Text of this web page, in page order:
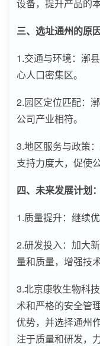
设备，提升产品的
三、选址通州的原因
1.交通与环境：漷
心人口密集区。
2.园区定位匹配：
公司产业相符。
3.地区服务与政策
支持力度大，促使
四、未来发展计划：
1.质量提升：继续
2.研发投入：加大
量和质量，增强技
3.北京康牧生物科
术和严格的安全管
优势，并选择通州
注于质量和研发，